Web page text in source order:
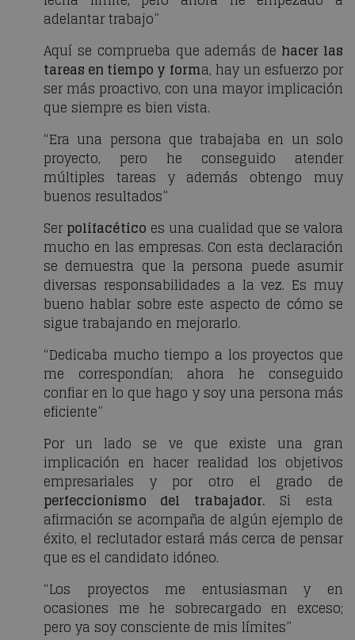
adelantar trabajo”
Aquí se comprueba que además de hacer las
tareas en tiempo y forma, hay un esfuerzo por
ser más proactivo, con una mayor implicación
que siempre es bien vista.
“Era una persona que trabajaba en un solo
proyecto, pero he conseguido atender
múltiples tareas y además obtengo muy
buenos resultados”
Serpolifacético es una cualidad que se valora
mucho en las empresas. Con esta declaración
se demuestra que la persona puede asumir
diversas responsabilidades a la vez. Es muy
bueno hablar sobre este aspecto de cómo se
sigue trabajando en mejorarlo.
“Dedicaba mucho tiempo a los proyectos que
me correspondían; ahora he conseguido
confiar en lo que hago y soy una persona más
eficiente”
Por un lado se ve que existe una gran
implicación en hacer realidad los objetivos
empresariales y por otro el grado de
perfeccionismo del trabajador. Si esta
afirmación se acompaña de algún ejemplo de
éxito, el reclutador estará más cerca de pensar
que es el candidato idóneo.
“Los proyectos me entusiasman y en
ocasiones me he sobrecargado en exceso;
pero ya soy consciente de mis límites”